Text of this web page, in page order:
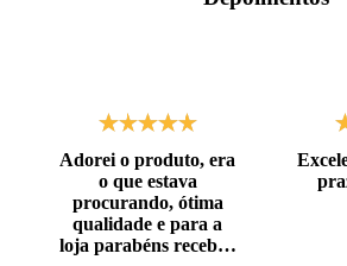
Adorei o produto, era
o que estava
procurando, ótima
qualidade e para a
loja parabéns recebi o